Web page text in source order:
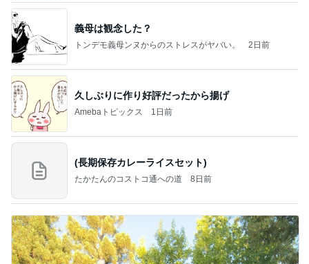
義母は観念した？
トンデモ義母ンヌからのストレスがヤバい。 2日前
久しぶりに作り好評だったから揚げ
Amebaトピックス 1日前
(長期保存カレーライスセット)
たかたんのコストコ通への道 8日前